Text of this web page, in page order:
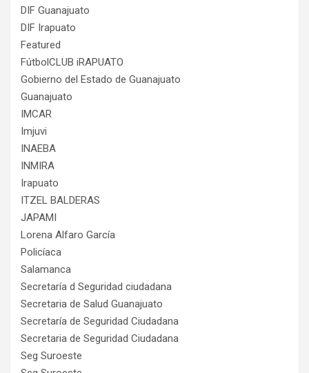
DIF Guanajuato
DIF Irapuato
Featured
FútbolCLUB iRAPUATO
Gobierno del Estado de Guanajuato
Guanajuato
IMCAR
Imjuvi
INAEBA
INMIRA
Irapuato
ITZEL BALDERAS
JAPAMI
Lorena Alfaro García
Policíaca
Salamanca
Secretaría d Seguridad ciudadana
Secretaria de Salud Guanajuato
Secretaría de Seguridad Ciudadana
Secretaria de Seguridad Ciudadana
Seg Suroeste